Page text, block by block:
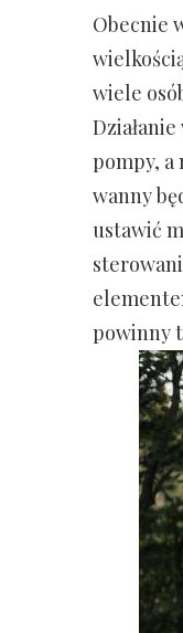
Obecnie
wiele
pompy, a
wanny
ustawić
powinny